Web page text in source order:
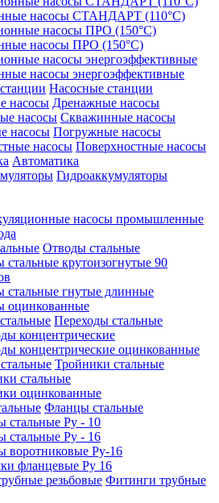
насосы СТАНДАРТ (110°C)
насосы ПРО (150°C)
насосы энергоэффективные
Насосные станции
Дренажные насосы
Скважинные насосы
Погружные насосы
Поверхностные насосы
Автоматика
Гидроаккумуляторы
насосы промышленные
Отводы стальные
стальные крутоизогнутые 90
стальные гнутые длинные
оцинкованные
Переходы стальные
концентрические
концентрические оцинкованные
Тройники стальные
стальные
оцинкованные
Фланцы стальные
стальные Ру - 10
стальные Ру - 16
воротниковые Ру-16
фланцевые Ру 16
Фитинги трубные